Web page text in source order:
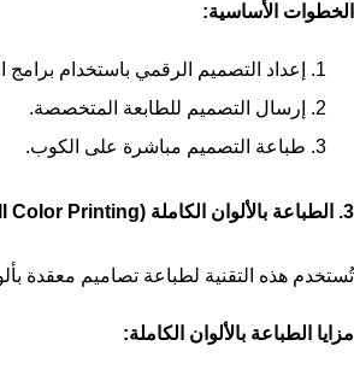
الخطوات الأساسية:
إعداد التصميم الرقمي باستخدام برامج
إرسال التصميم للطابعة المتخصصة.
طباعة التصميم مباشرة على الكوب.
3. الطباعة بالألوان الكاملة (Full Color Printing)
تُستخدم هذه التقنية لطباعة تصاميم معقدة
مزايا الطباعة بالألوان الكاملة: